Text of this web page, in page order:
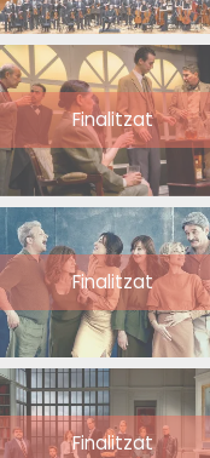
Finalitzat
Finalitzat
Finalitzat